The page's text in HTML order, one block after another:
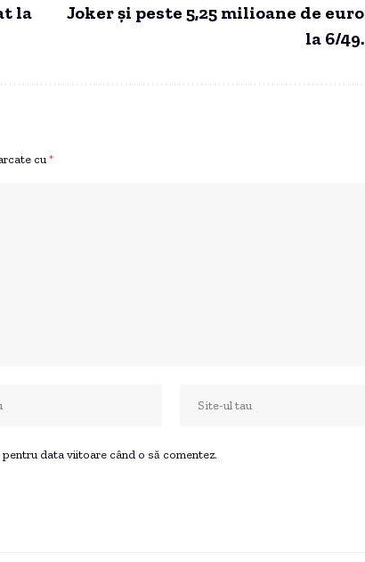
la
Joker și peste 5,25 milioane de euro
la 6/49.
cu *
data viitoare când o să comentez.